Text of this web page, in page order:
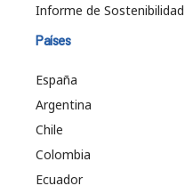
Informe de Sostenibilidad
Países
España
Argentina
Chile
Colombia
Ecuador